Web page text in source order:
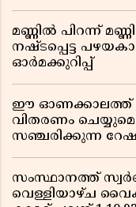
മണ്ണിൽ പിറന്ന്
നഷ്ടപ്പെട്ട
ഓർമക്കുറിപ്പ്
ഈ ഓണക്കാലത്ത്
വിതരണം
സഞ്ചരിക്കുന്ന
സംസ്ഥാനത്ത്
വെള്ളിയാഴ്ച